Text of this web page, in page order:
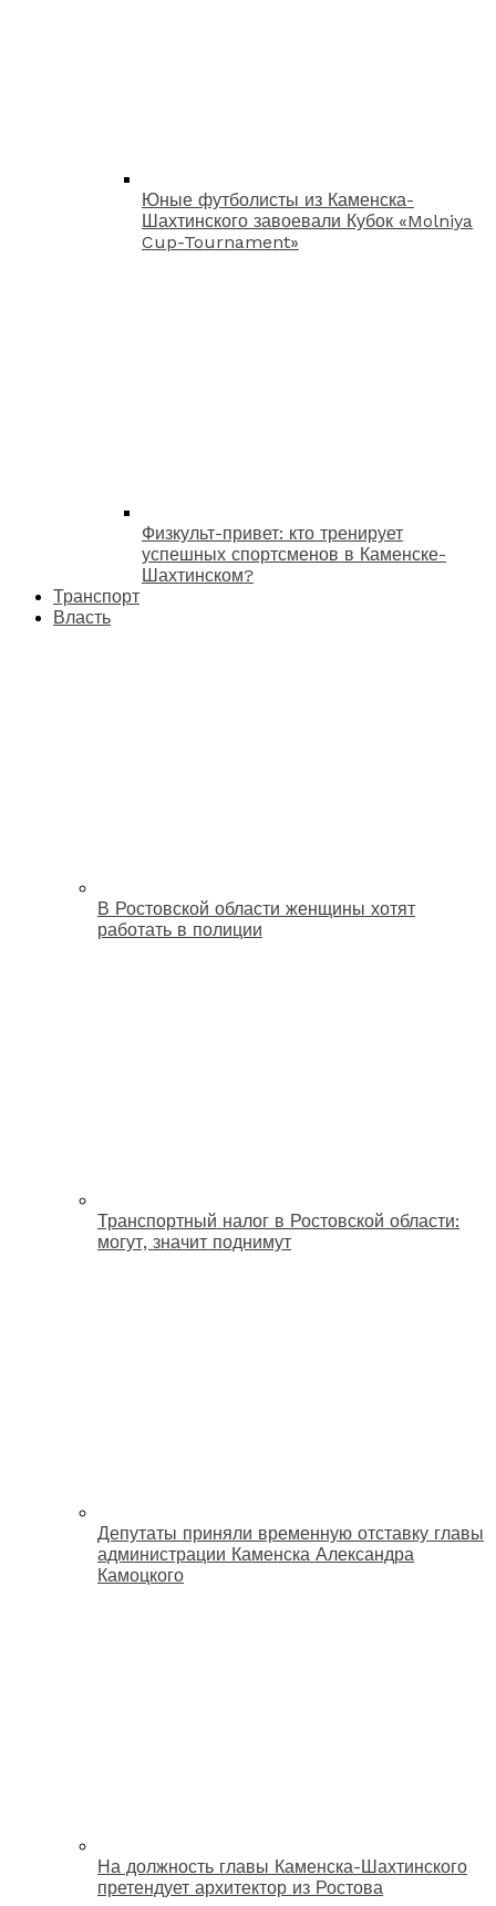
Юные футболисты из Каменска-
Шахтинского завоевали Кубок «Molniya
Cup-Tournament»
Физкульт-привет: кто тренирует
успешных спортсменов в Каменске-
Шахтинском?
Транспорт
Власть
В Ростовской области женщины хотят
работать в полиции
Транспортный налог в Ростовской области:
могут, значит поднимут
Депутаты приняли временную отставку главы
администрации Каменска Александра
Камоцкого
На должность главы Каменска-Шахтинского
претендует архитектор из Ростова